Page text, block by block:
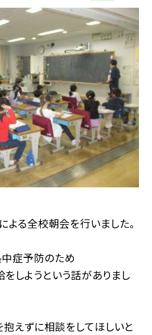
よる全校朝会を行いました。
症予防のため
しようという話がありまし
えずに相談をしてほしいと